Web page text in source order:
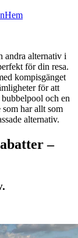
Hem
andra alternativ i
för din resa.
kompisgänget
för att
och en
har allt som
alternativ.
–